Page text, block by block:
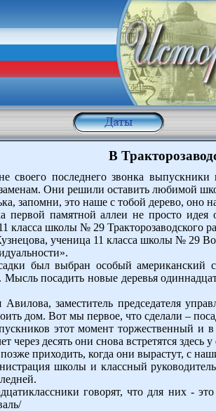
В
своего последнего звонка
Они решили оставить любимой
запомни, это наше с тобой дерево, оно
первой памятной аллеи не просто
класса школы № 29 Тракторозаводского
ученица 11 класса школы № 29
был выбран особый американский
посадить новые деревья
Авилова, заместитель председателя
дом. Вот мы первое, что сделали –
этот момент торжественный и
через десять они снова встретятся здесь
приходить, когда они вырастут, с
школы и классный
говорят, что для них -